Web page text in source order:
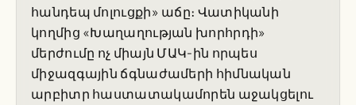
հանդեպ մոլուցքի» աճը։ Վատիկանի
կողմից «Խաղաղության խորհրդի»
մերժումը ոչ միայն ՄԱԿ-ին որպես
միջազգային ճգնաժամերի հիմնական
արբիտր հաստատակամորեն աջակցելու